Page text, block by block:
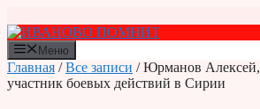
к
содержимому
Меню
Главная /Все записи / Юрманов Алексей,
участник боевых действий в Сирии